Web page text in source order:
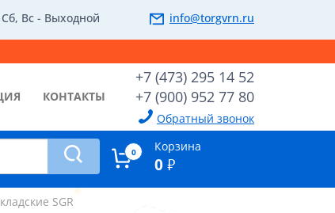
Вс - Выходной info@torgvrn.ru
+7 (473) 295 14 52
+7 (900) 952 77 80
Обратный звонок
КОНТАКТЫ
0 Корзина
0 ₽
SGR